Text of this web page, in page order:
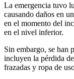
La emergencia tuvo
causando daños en
en el momento del
en el nivel inferior.
Sin embargo, se han
incluyen la pérdida
frazadas y ropa de